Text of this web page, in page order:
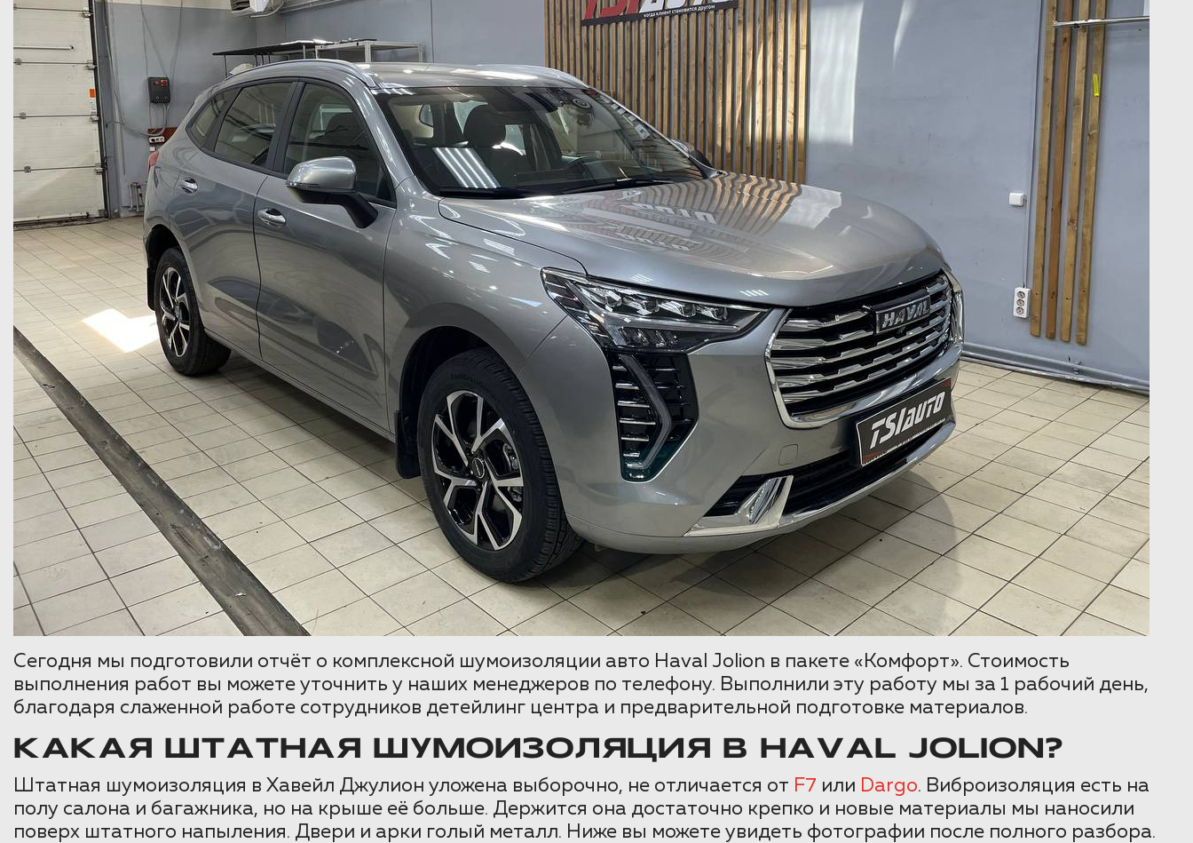
Сегодня мы подготовили отчёт о комплексной шумоизоляции авто Haval Jolion в пакете «Комфорт». Стоимость
выполнения работ вы можете уточнить у наших менеджеров по телефону. Выполнили эту работу мы за 1 рабочий день,
благодаря слаженной работе сотрудников детейлинг центра и предварительной подготовке материалов.
КАКАЯ ШТАТНАЯ ШУМОИЗОЛЯЦИЯ В HAVAL JOLION?
Штатная шумоизоляция в Хавейл Джулион уложена выборочно, не отличается от F7 или Dargo. Виброизоляция есть на
полу салона и багажника, но на крыше её больше. Держится она достаточно крепко и новые материалы мы наносили
поверх штатного напыления. Двери и арки голый металл. Ниже вы можете увидеть фотографии после полного разбора.